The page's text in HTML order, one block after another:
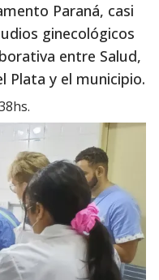
Paraná, casi
ginecológicos
entre Salud,
Plata y el municipio.